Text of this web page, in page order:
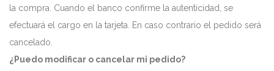
la compra. Cuando el banco confirme la autenticidad, se
efectuará el cargo en la tarjeta. En caso contrario el pedido será
cancelado.
¿Puedo modificar o cancelar mi pedido?